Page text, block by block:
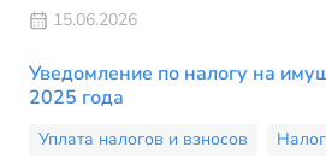
15.06.2026
Уведомление по налогу на
2025 года
Уплата налогов и взносов